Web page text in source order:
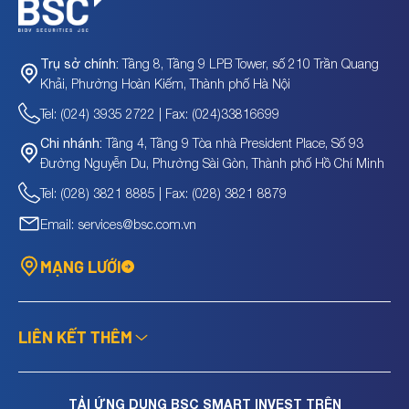
Trụ sở chính: Tầng 8, Tầng 9 LPB Tower, số 210 Trần Quang
Khải, Phường Hoàn Kiếm, Thành phố Hà Nội
Tel: (024) 3935 2722 | Fax: (024)33816699
Chi nhánh: Tầng 4, Tầng 9 Tòa nhà President Place, Số 93
Đường Nguyễn Du, Phường Sài Gòn, Thành phố Hồ Chí Minh
Tel: (028) 3821 8885 | Fax: (028) 3821 8879
Email: services@bsc.com.vn
MẠNG LƯỚI
LIÊN KẾT THÊM
TẢI ỨNG DỤNG BSC SMART INVEST TRÊN